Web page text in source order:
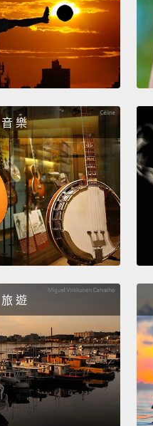
Whale
鯨魚
Yes!
That means it's the end
tie! You know what that
這回合結束啦!現在雙方
嗎？沒錯，現在要進入驟
This is the world's first
an NFT. But for how
多少錢呢？答案最接近的
Umm...I think...NT$100
嗯...我猜...1 億元？
No way! NT$25 million.
不可能吧!我猜 2 千 5 佰
音 樂
旅 遊